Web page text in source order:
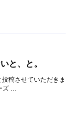
と、と。
稿させていただきま
ズ ...